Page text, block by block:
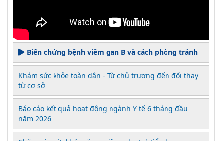
Biến chứng bệnh viêm gan B và cách phòng tránh
Khám sức khỏe toàn dân - Từ chủ trương đến đổi thay
từ cơ sở
Báo cáo kết quả hoạt động ngành Y tế 6 tháng đầu
năm 2026